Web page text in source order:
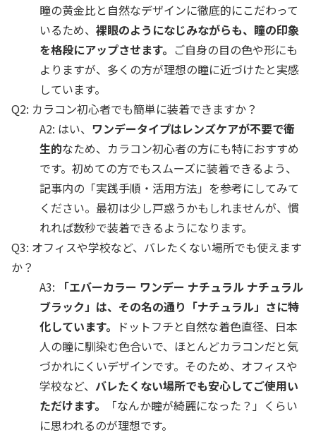
瞳の黄金比と自然なデザインに徹底的にこだわって
いるため、 裸眼のようになじみながらも、瞳の印象
を格段にアップさせます。 ご自身の目の色や形にも
よりますが、多くの方が理想の瞳に近づけたと実感
しています。
Q2: カラコン初心者でも簡単に装着できますか？
A2: はい、 ワンデータイプはレンズケアが不要で衛
生的なため、カラコン初心者の方にも特におすすめ
です。初めての方でもスムーズに装着できるよう、
記事内の「実践手順・活用方法」を参考にしてみて
ください。最初は少し戸惑うかもしれませんが、慣
れれば数秒で装着できるようになります。
Q3: オフィスや学校など、バレたくない場所でも使えます
か？
A3:
「エバーカラー ワンデー ナチュラル ナチュラル
ブラック」は、その名の通り「ナチュラル」さに特
化しています。 ドットフチと自然な着色直径、日本
人の瞳に馴染む色合いで、ほとんどカラコンだと気
づかれにくいデザインです。そのため、オフィスや
学校など、 バレたくない場所でも安心してご使用い
ただけます。
「なんか瞳が綺麗になった？」くらい
に思われるのが理想です。